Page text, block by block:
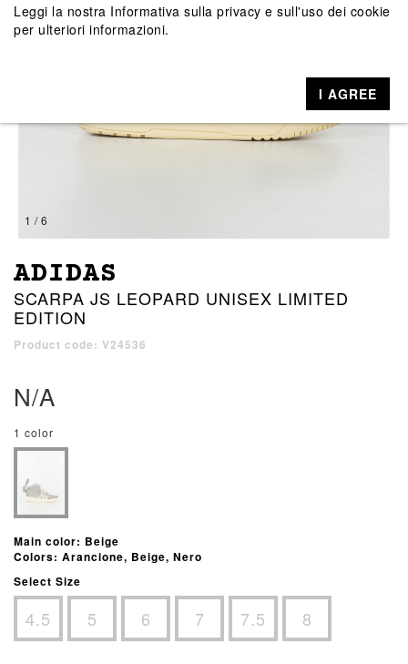
1 / 6
ADIDAS
SCARPA JS LEOPARD UNISEX LIMITED
EDITION
Product code: V24536
N/A
1 color
Main color: Beige
Colors: Arancione, Beige, Nero
Select Size
4.5 5 6 7 7.5 8
Leggi la nostra Informativa sulla privacy e sull'uso dei cookie
per ulteriori informazioni.
I AGREE